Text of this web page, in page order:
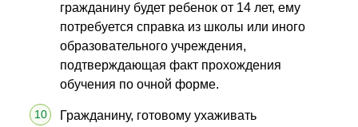
гражданину будет ребенок от 14 лет, ему
потребуется справка из школы или иного
образовательного учреждения,
подтверждающая факт прохождения
обучения по очной форме.
Гражданину, готовому ухаживать